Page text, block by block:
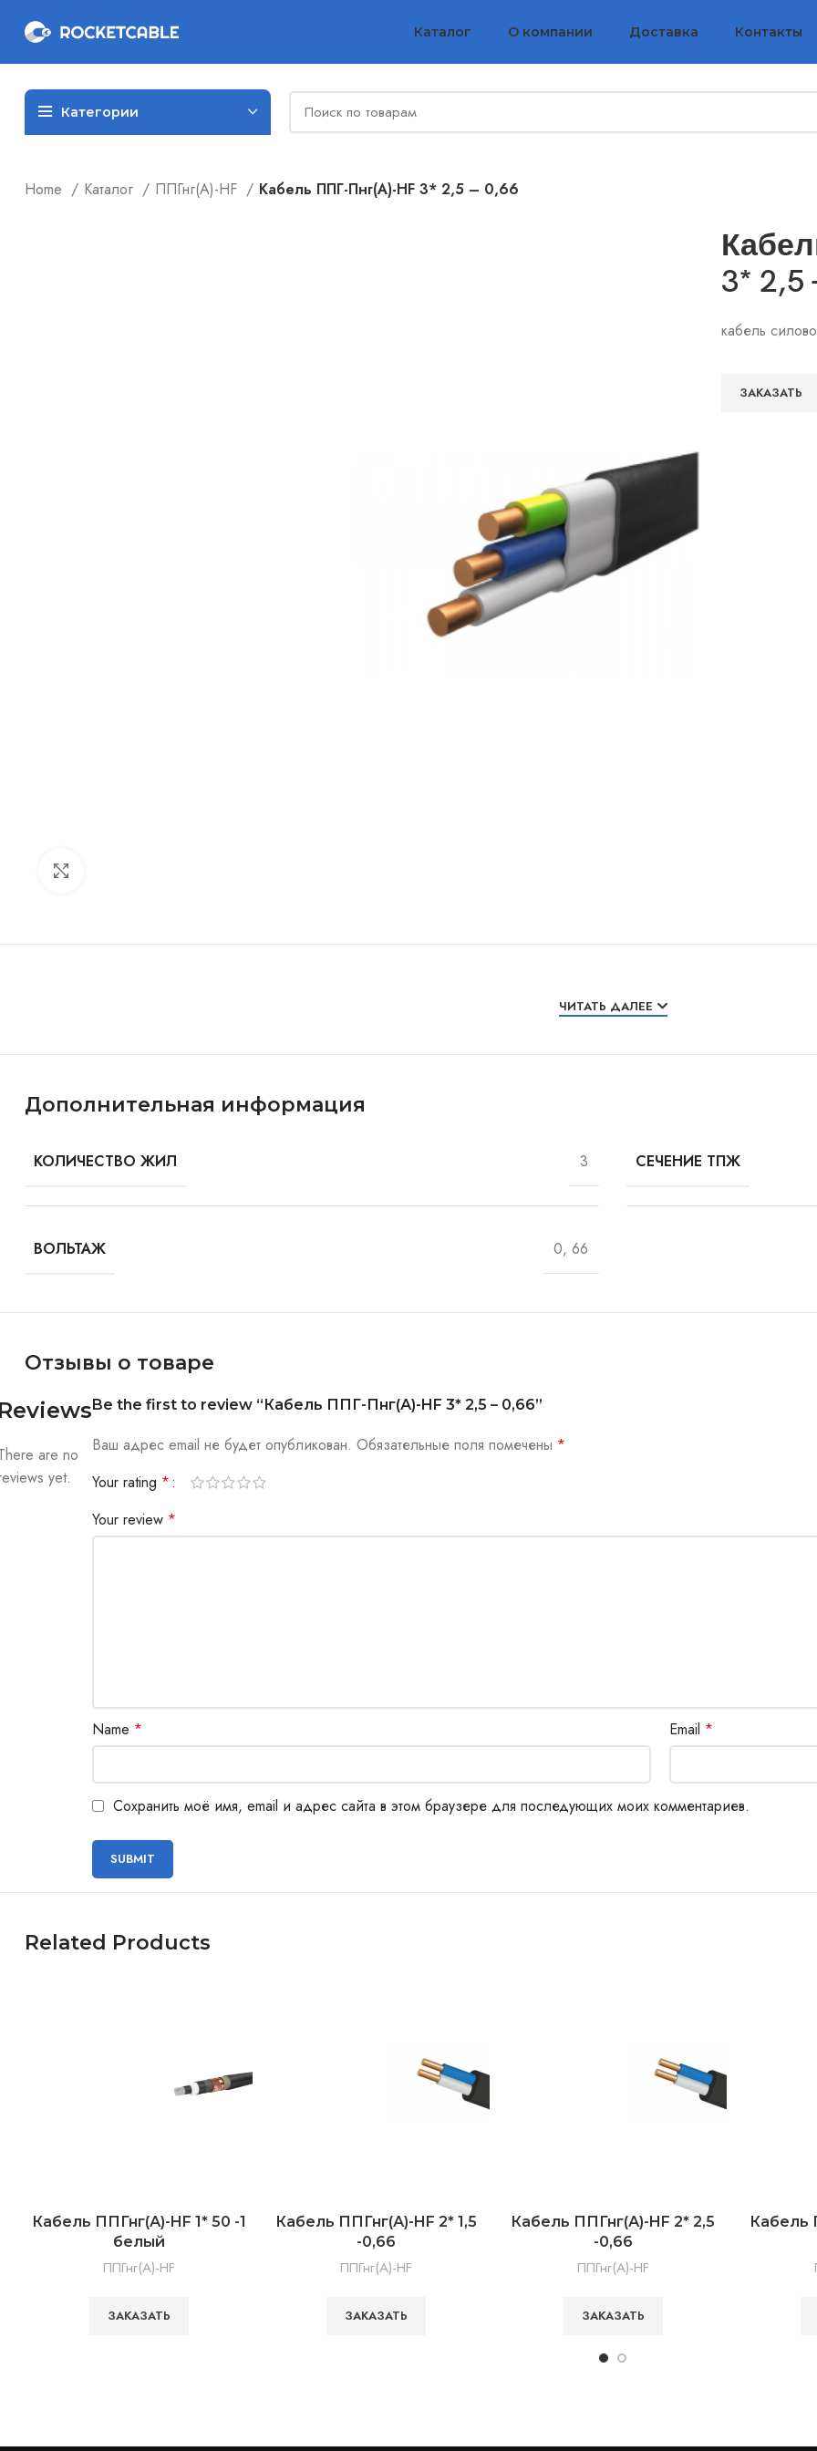
Каталог О компании Доставка Контакты
Категории
Home Каталог ППГнг(А)-HF Кабель ППГ-Пнг(А)-HF 3* 2,5 – 0,66
3* 2,5
кабель
ЗАКАЗАТЬ
ЧИТАТЬ ДАЛЕЕ
Дополнительная информация
КОЛИЧЕСТВО ЖИЛ 3 СЕЧЕНИЕ ТПЖ
ВОЛЬТАЖ 0, 66
Отзывы о товаре
are no
yet.
Be the first to review “Кабель ППГ-Пнг(А)-HF 3* 2,5 – 0,66”
Ваш адрес email не будет опубликован. Обязательные поля помечены *
Your rating *
Your review *
Name * Email *
Сохранить моё имя, email и адрес сайта в этом браузере для последующих моих комментариев.
Related Products
Кабель ППГнг(А)-HF 1* 50 -1
белый
ППГнг(А)-HF
ЗАКАЗАТЬ
Кабель ППГнг(А)-HF 2* 1,5
-0,66
ППГнг(А)-HF
ЗАКАЗАТЬ
Кабель ППГнг(А)-HF 2* 2,5
-0,66
ППГнг(А)-HF
ЗАКАЗАТЬ
Кабель